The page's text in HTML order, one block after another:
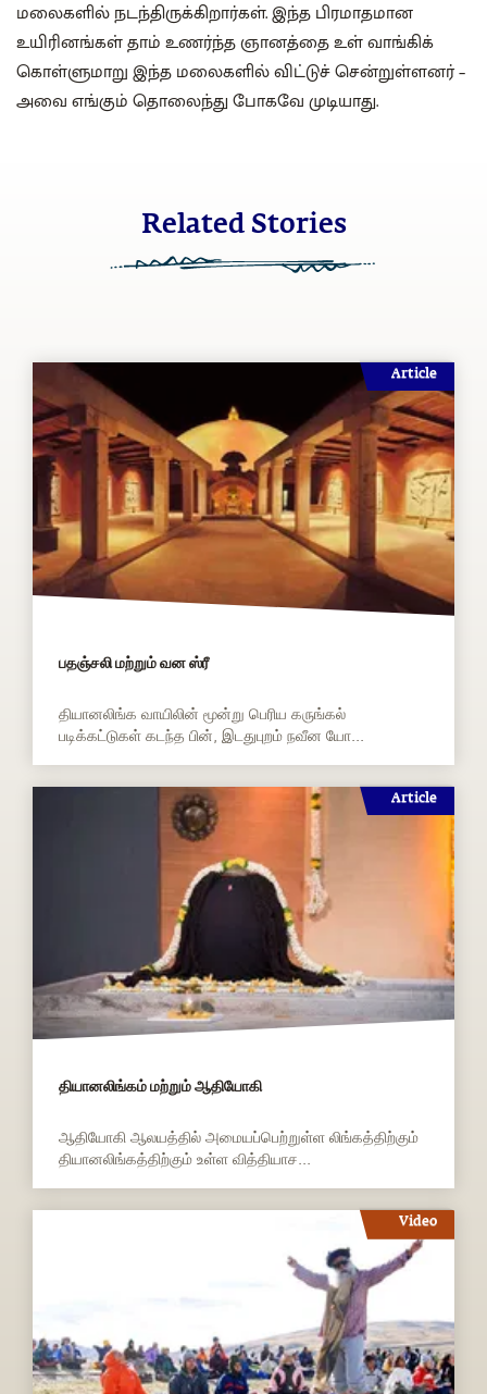
மலைகளில் நடந்திருக்கிறார்கள். இந்த பிரமாதமான
உயிரினங்கள் தாம் உணர்ந்த ஞானத்தை உள் வாங்கிக்
கொள்ளுமாறு இந்த மலைகளில் விட்டுச் சென்றுள்ளனர் –
அவை எங்கும் தொலைந்து போகவே முடியாது.
Related Stories
Article
பதஞ்சலி மற்றும் வன ஸ்ரீ
தியானலிங்க வாயிலின் மூன்று பெரிய கருங்கல்
படிக்கட்டுகள் கடந்த பின், இடதுபுறம் நவீன யோ...
Article
தியானலிங்கம் மற்றும் ஆதியோகி
ஆதியோகி ஆலயத்தில் அமையப்பெற்றுள்ள லிங்கத்திற்கும்
தியானலிங்கத்திற்கும் உள்ள வித்தியாச...
Video